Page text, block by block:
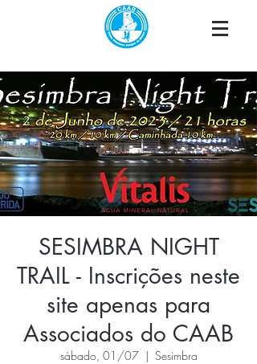
SESIMBRA NIGHT
TRAIL - Inscrições neste
site apenas para
Associados do CAAB
sábado, 01/07
  |
Sesimbra